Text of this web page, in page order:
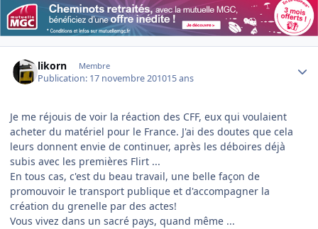
likorn Membre
Publication: 17 novembre 201015 ans
Je me réjouis de voir la réaction des CFF, eux qui voulaient
acheter du matériel pour le France. J'ai des doutes que cela
leurs donnent envie de continuer, après les déboires déjà
subis avec les premières Flirt ...
En tous cas, c'est du beau travail, une belle façon de
promouvoir le transport publique et d'accompagner la
création du grenelle par des actes!
Vous vivez dans un sacré pays, quand même ...